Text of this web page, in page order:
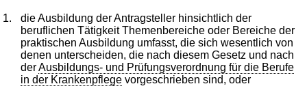
1.
die Ausbildung der Antragsteller hinsichtlich der
beruflichen Tätigkeit Themenbereiche oder Bereiche der
praktischen Ausbildung umfasst, die sich wesentlich von
denen unterscheiden, die nach diesem Gesetz und nach
derAusbildungs- und Prüfungsverordnung für die Berufe
in der Krankenpflege vorgeschrieben sind, oder